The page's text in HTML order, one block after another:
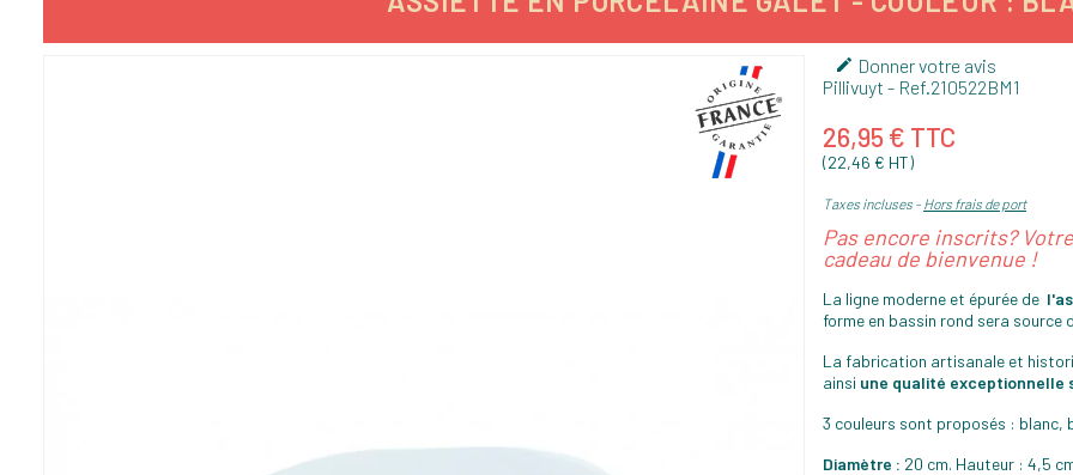
 Donner votre avis
Pillivuyt - Ref. 210522BM1
26,95 € TTC
(22,46 € HT)
Taxes incluses Hors frais de port
Pas encore inscrits?
cadeau de bienvenue !
La ligne moderne et épurée de
forme en bassin rond sera source
La fabrication artisanale et
ainsi une qualité exceptionnelle
3 couleurs sont proposés : blanc,
Diamètre : 20 cm. Hauteur : 4,5